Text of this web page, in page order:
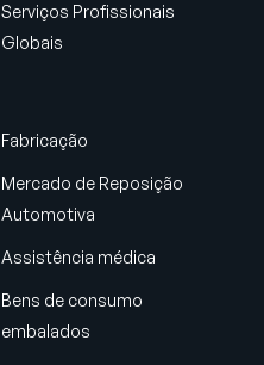
Serviços Profissionais
Globais
Fabricação
Mercado de Reposição
Automotiva
Assistência médica
Bens de consumo
embalados